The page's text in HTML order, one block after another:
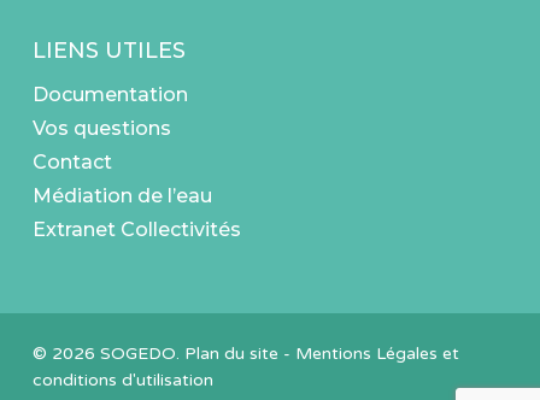
LIENS UTILES
Documentation
Vos questions
Contact
Médiation de l’eau
Extranet Collectivités
© 2026 SOGEDO. Plan du site - Mentions Légales et
conditions d'utilisation